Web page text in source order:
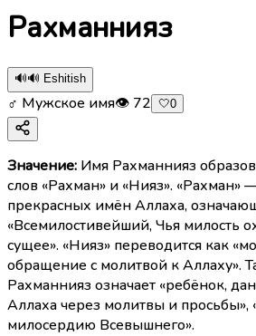
Рахманнияз
🔊🔊 Eshitish
♂ Мужское имя👁 72 🤍0
Значение: Имя Рахманнияз
слов «Рахман» и «Нияз». «Рахман»
прекрасных имён Аллаха,
«Всемилостивейший, Чья милость
сущее». «Нияз» переводится как
обращение с молитвой к Аллаху».
Рахманнияз означает «ребёнок,
Аллаха через молитвы и
милосердию Всевышнего».